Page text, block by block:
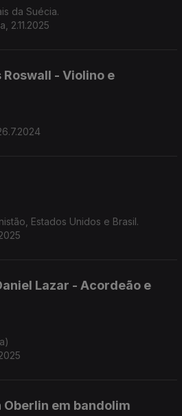
da Suécia.
2.11.2025
- Violino e
Estados Unidos e Brasil.
Lazar - Acordeão e
em bandolim